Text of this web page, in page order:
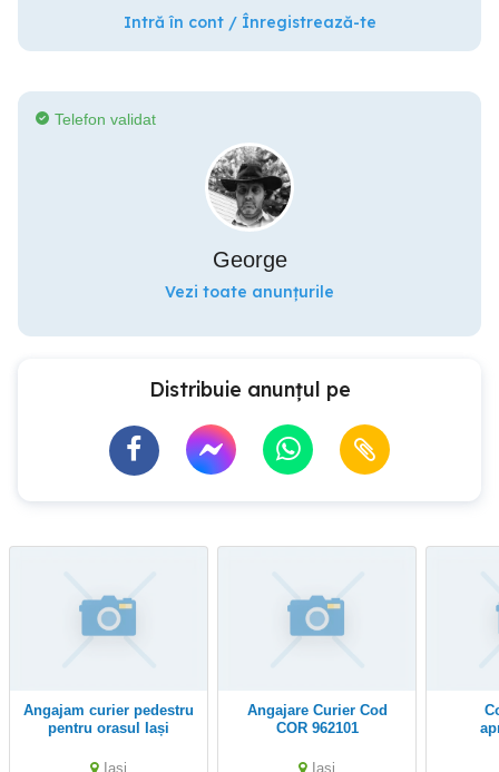
Intră în cont / Înregistrează-te
Telefon validat
George
Vezi toate anunțurile
Distribuie anunțul pe
angajam curier pedestru
pentru orasul Iași
Iasi
Angajare Curier Cod
COR 962101
Iasi
Colaborator